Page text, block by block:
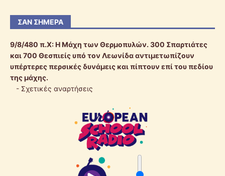
ΣΑΝ ΣΉΜΕΡΑ
9/8/480 π.Χ:Η Μάχη των Θερμοπυλών. 300 Σπαρτιάτες
και 700 Θεσπιείς υπό τον Λεωνίδα αντιμετωπίζουν
υπέρτερες περσικές δυνάμεις και πίπτουν επί του πεδίου
της μάχης.
- Σχετικές αναρτήσεις